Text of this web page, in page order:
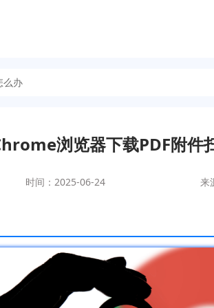
么办
浏览器下载PDF附件
时间：2025-06-24 来